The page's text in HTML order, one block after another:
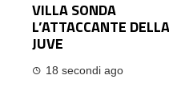
VILLA SONDA
L’ATTACCANTE DELLA
JUVE
18 secondi ago